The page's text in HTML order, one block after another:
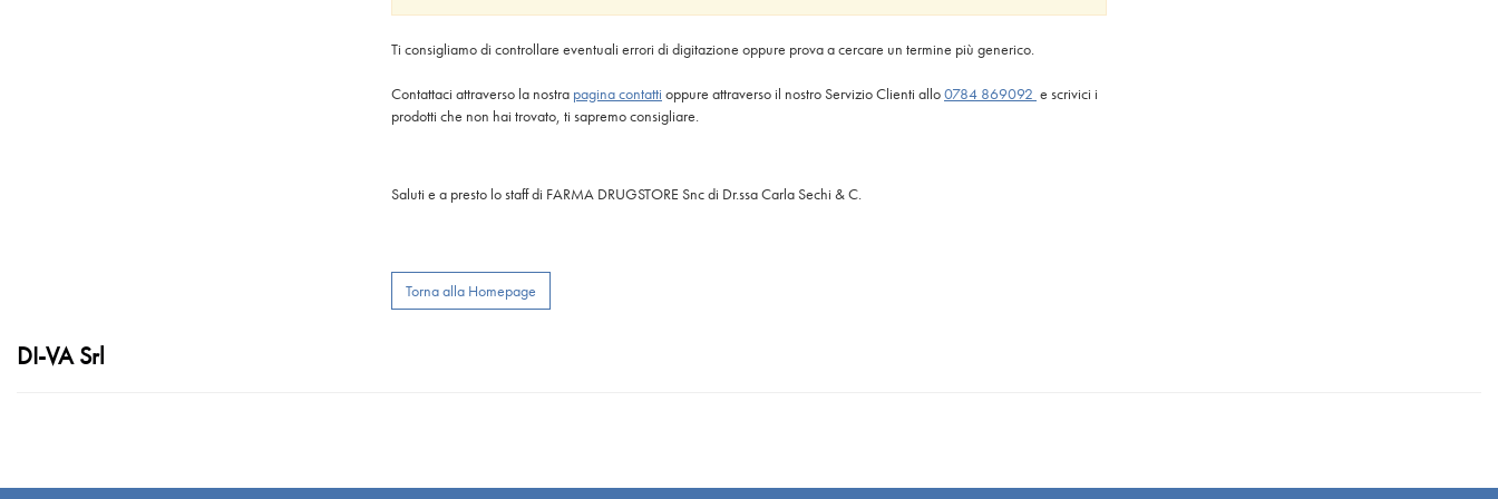
Ti consigliamo di controllare eventuali errori di digitazione oppure prova a cercare un termine più generico.
Contattaci attraverso la nostra pagina contatti oppure attraverso il nostro Servizio Clienti allo0784 869092 e scrivici i
prodotti che non hai trovato, ti sapremo consigliare.
Saluti e a presto lo staff di FARMA DRUGSTORE Snc di Dr.ssa Carla Sechi & C.
Torna alla Homepage
DI-VA Srl